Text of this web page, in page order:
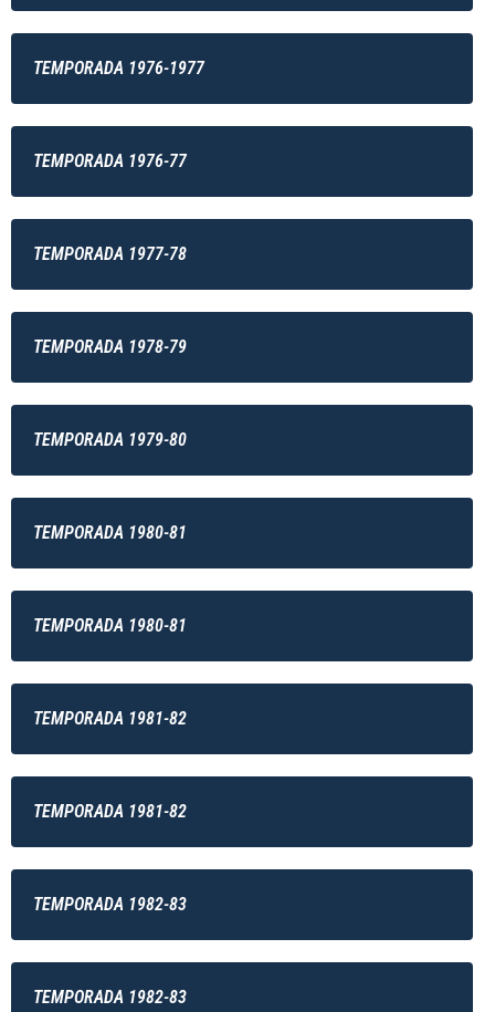
TEMPORADA 1976-1977
TEMPORADA 1976-77
TEMPORADA 1977-78
TEMPORADA 1978-79
TEMPORADA 1979-80
TEMPORADA 1980-81
TEMPORADA 1980-81
TEMPORADA 1981-82
TEMPORADA 1981-82
TEMPORADA 1982-83
TEMPORADA 1982-83